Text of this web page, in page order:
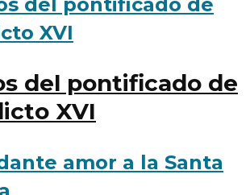
del pontificado de
XVI